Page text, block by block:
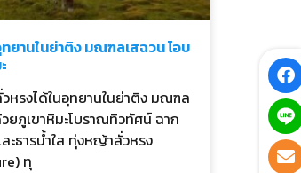
ยานในย่าติง มณฑลเสฉวน โอบ
หรงได้ในอุทยานในย่าติง มณฑล
ยภูเขาหิมะโบราณทิวทัศน์ ฉาก
ะธารน้ำใส ทุ่งหญ้าลั่วหรง
ทุ